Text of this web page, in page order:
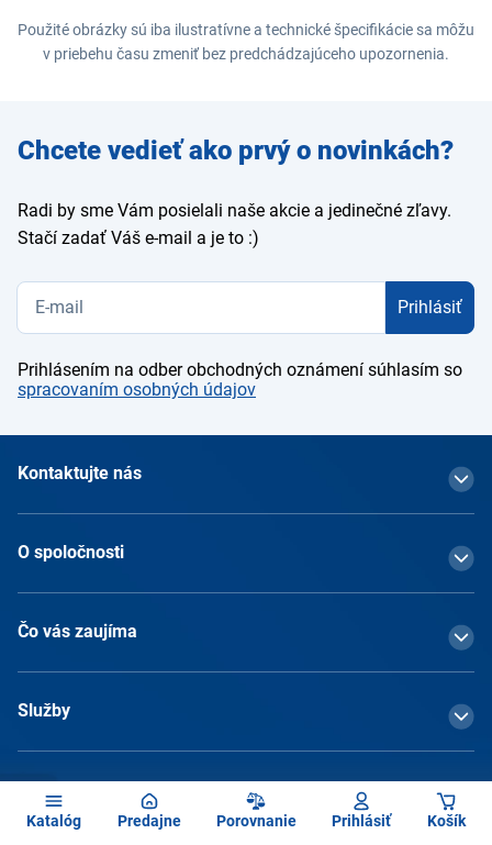
Katalóg Predajne Porovnanie Prihlásiť Košík
Použité obrázky sú iba ilustratívne a technické špecifikácie sa môžu
v priebehu času zmeniť bez predchádzajúceho upozornenia.
Zadajte
e-mail
Chcete vedieť ako prvý o novinkách?
Radi by sme Vám posielali naše akcie a jedinečné zľavy.
Stačí zadať Váš e-mail a je to :)
Prihlásiť
Prihlásením na odber obchodných oznámení súhlasím so
spracovaním osobných údajov
Kontaktujte nás
O spoločnosti
Čo vás zaujíma
Služby